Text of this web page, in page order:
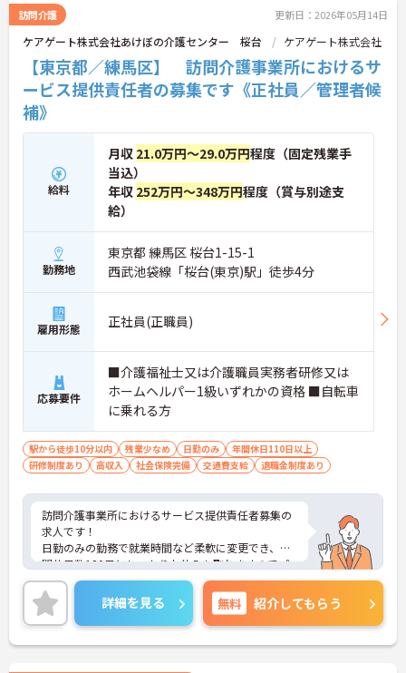
に取り組むことができます。
◆多職種連携が根付くホスピス住宅で、ご利用者様
の最期の望みを叶える質の高いケアを提供♪訪問看
護・介護を併設する環境で、専門看護師や療法士等
と協働。全室個浴対応やリフトチェアー等の設備も
充実し、負担なく個別ケアに向き合える体制が整っ
ています。
業を支える充実の福利厚生＞
東証グロース上場の日本ホスピスホールディングス
株式会社のグループ企業として、全国でホスピス住
宅の展開と普及を牽引するリーディングカンパニー
です。強固な経営基盤を背景に、定年65歳・以降70
児費補助制度など、ライフステージの変化や加齢に
応じた福利厚生が網羅されています。
軽減の徹底＞
現場の職員が長く健康に働けるよう、設備面での配
慮が徹底されています。入浴設備には、お湯に浸か
らず屈曲の必要がない「シャワー・ミスト浴槽」、
寝たきりの方でもゆっくり昇降できる「エレーベー
ター浴槽」、座位が保持できる方向けの「リフトチ
ェアー浴槽」など、状態に応じた最新の機械浴が完
備されています。
＜ホスピスならではの介護の専門性＞
ホスピス住宅には訪問看護・訪問介護が併設されて
おり、専門看護師、認定看護師、理学療法士・作業
介護士は単なる生活援助にとどまらず、多職種と連
携しながら、がん末期や神経難病のご利用者様の
「最期の望み」を叶えるための個別ケアに深く関わ
ります。日常のカンファレンスや連携を通じて医療
的な視点も養うことができます。
訪問介護 更新日：2026年05月14日
ケアゲート株式会社あけぼの介護センター 桜台 ケアゲート株式会社
【東京都／練馬区】 訪問介護事業所におけるサ
ービス提供責任者の募集です《正社員／管理者候
補》
給料
月収 21.0万円～29.0万円程度（固定残業手
当込）
年収 252万円～348万円程度（賞与別途支
給）
勤務地
東京都 練馬区 桜台1-15-1
西武池袋線「桜台(東京)駅」徒歩4分
雇用形態 正社員(正職員)
応募要件
■介護福祉士又は介護職員実務者研修又は
ホームヘルパー1級いずれかの資格 ■自転車
に乗れる方
駅から徒歩10分以内 残業少なめ 日勤のみ
年間休日110日以上
研修制度あり
高収入 社会保険完備 交通費支給 退職金制度あり
訪問介護事業所におけるサービス提供責任者募集の
求人です！
日勤のみの勤務で就業時間など柔軟に変更でき、年
間休日数120日としっかりお休みも取れますのでプ
ライベートな時間も大切にできます！
ご興味ある方には、面接のポイントなど、さらに詳
細をお話致しますのでお気軽にご相談ください。
詳細を見る 無料 紹介してもらう